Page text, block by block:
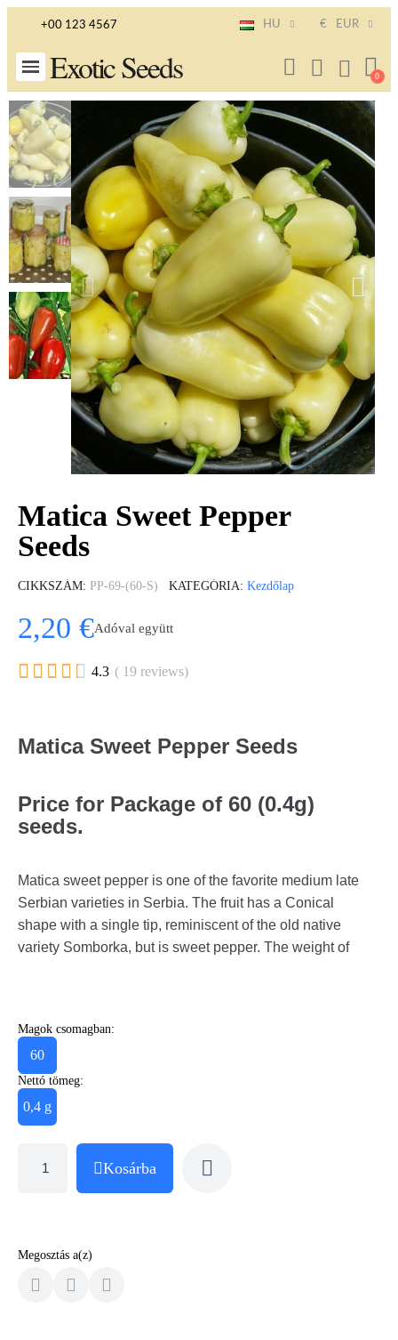
+00 123 4567 HU € EUR
Exotic Seeds
Matica Sweet Pepper
Seeds
CIKKSZÁM PP-69-(60-S) KATEGÓRIA Kezdőlap
2,20 €Adóval együtt
     4.3 ( 19 reviews)
Matica Sweet Pepper Seeds
Price for Package of 60 (0.4g)
seeds.
Matica sweet pepper is one of the favorite medium late
Serbian varieties in Serbia. The fruit has a Conical
shape with a single tip, reminiscent of the old native
variety Somborka, but is sweet pepper. The weight of
Magok csomagban:
60
Nettó tömeg:
0,4 g
Kosárba
Megosztás a(z)